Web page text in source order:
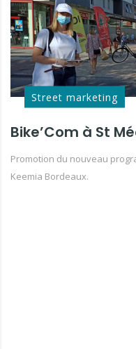
Street marketing
Bike’Com à St
Promotion du nouveau
Keemia Bordeaux.